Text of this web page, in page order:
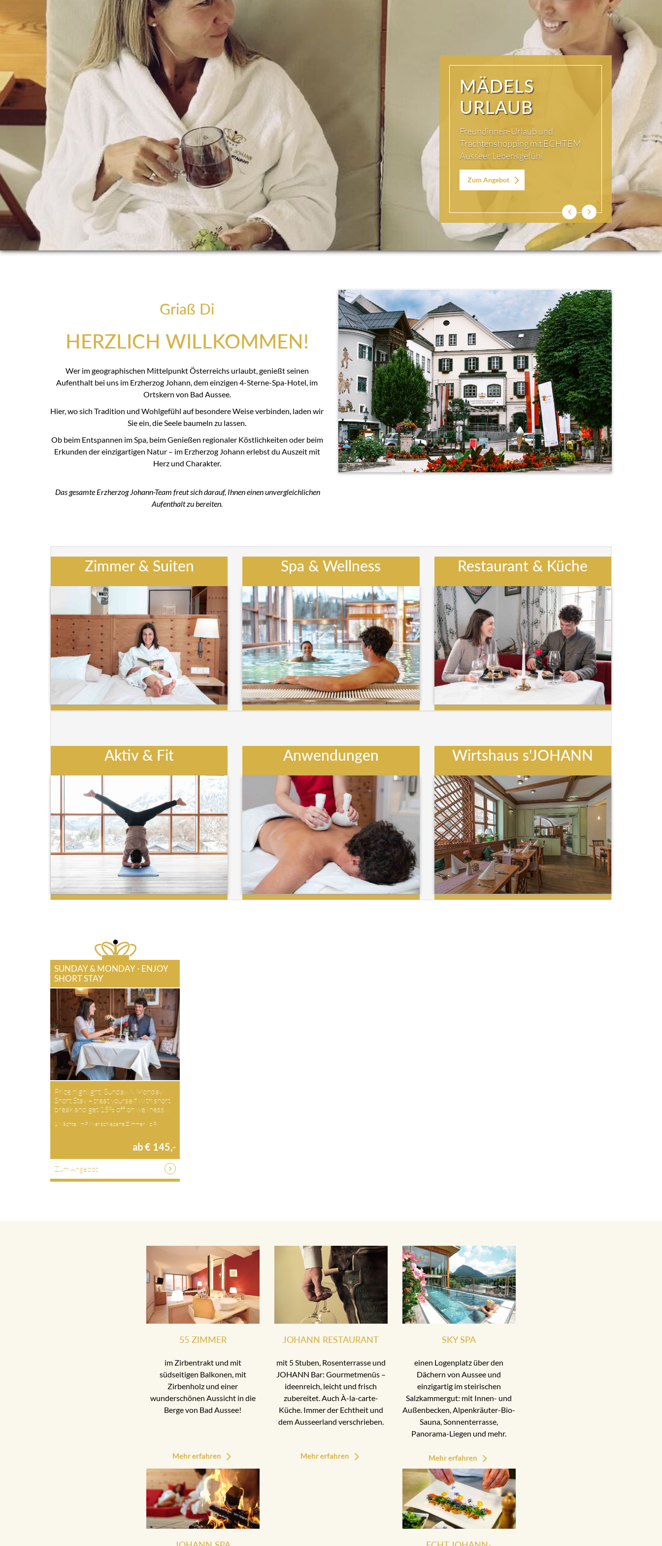
MÄDELS
URLAUB
Freundinnen-Urlaub und
Trachtenshopping mit ECHTEM
Ausseer Lebensgefühl
Zum Angebot
ZurückWeiter
Griaß Di
HERZLICH WILLKOMMEN!
Wer im geographischen Mittelpunkt Österreichs urlaubt, genießt seinen
Aufenthalt bei uns im Erzherzog Johann, dem einzigen 4-Sterne-Spa-Hotel, im
Ortskern von Bad Aussee.
Hier, wo sich Tradition und Wohlgefühl auf besondere Weise verbinden, laden wir
Sie ein, die Seele baumeln zu lassen.
Ob beim Entspannen im Spa, beim Genießen regionaler Köstlichkeiten oder beim
Erkunden der einzigartigen Natur – im Erzherzog Johann erlebst du Auszeit mit
Herz und Charakter.
Das gesamte Erzherzog Johann-Team freut sich darauf, Ihnen einen unvergleichlichen
Aufenthalt zu bereiten.
Zimmer & Suiten Spa & Wellness Restaurant & Küche
Aktiv & Fit Anwendungen Wirtshaus s'JOHANN
SUNDAY & MONDAY - ENJOY
SHORT STAY
Price highlight: Sunday & Monday
Short Stay – treat yourself with short
break and get 15% off on wellness…
1 Nächte / HP / verschiedene Zimmer / p.P.
ab € 145,-
Zum Angebot
55 ZIMMER
im Zirbentrakt und mit
südseitigen Balkonen, mit
Zirbenholz und einer
wunderschönen Aussicht in die
Berge von Bad Aussee!
Mehr erfahren
JOHANN RESTAURANT
mit 5 Stuben, Rosenterrasse und
JOHANN Bar: Gourmetmenüs –
ideenreich, leicht und frisch
zubereitet. Auch À-la-carte-
Küche. Immer der Echtheit und
dem Ausseerland verschrieben.
Mehr erfahren
SKY SPA
einen Logenplatz über den
Dächern von Aussee und
einzigartig im steirischen
Salzkammergut: mit Innen- und
Außenbecken, Alpenkräuter-Bio-
Sauna, Sonnenterrasse,
Panorama-Liegen und mehr.
Mehr erfahren